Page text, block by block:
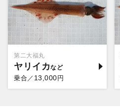
第二大福丸
ヤリイカ
乗合／ 13,000円